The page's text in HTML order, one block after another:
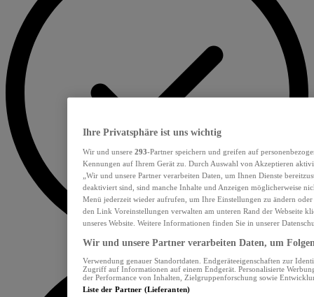
Ihre Privatsphäre ist uns wichtig
Wir und unsere 293-Partner speichern und greifen auf
Kennungen auf Ihrem Gerät zu. Durch Auswahl von Akzeptieren
„Wir und unsere Partner verarbeiten Daten, um Ihnen Dienste
deaktiviert sind, sind manche Inhalte und Anzeigen möglicherweise
Menü jederzeit wieder aufrufen, um Ihre Einstellungen zu ändern
den Link Voreinstellungen verwalten am unteren Rand der Webseite
unseres Website. Weitere Informationen finden Sie in unserer
Wir und unsere Partner verarbeiten Daten, um
Verwendung genauer Standortdaten. Endgeräteeigenschaften zur
Zugriff auf Informationen auf einem Endgerät. Personalisierte
der Performance von Inhalten, Zielgruppenforschung sowie
Liste der Partner (Lieferanten)